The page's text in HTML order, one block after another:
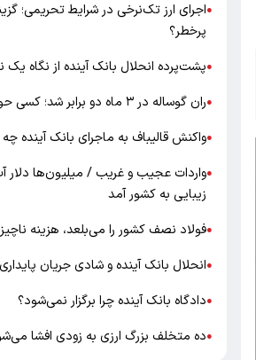
●اجرای ارز تک‌نرخی در شرایط تحریمی؛
پرخطر؟
●پشت‌پرده انحلال بانک آینده از نگاه
●ران گوساله در ۳ ماه دو برابر شد؛ کسی حواسش هست؟
●واکنش قالیباف به ماجرای بانک آینده
●واردات عجیب و غریب / میلیون‌ها دلار
زیبایی به کشور آمد
●فولاد نصف کشور را می‌بلعد، هزینه
●انحلال بانک آینده و شادی جریان
●دادگاه بانک آینده چرا برگزار نمی‌شود؟
●ده متخلف بزرگ ارزی به زودی افشا